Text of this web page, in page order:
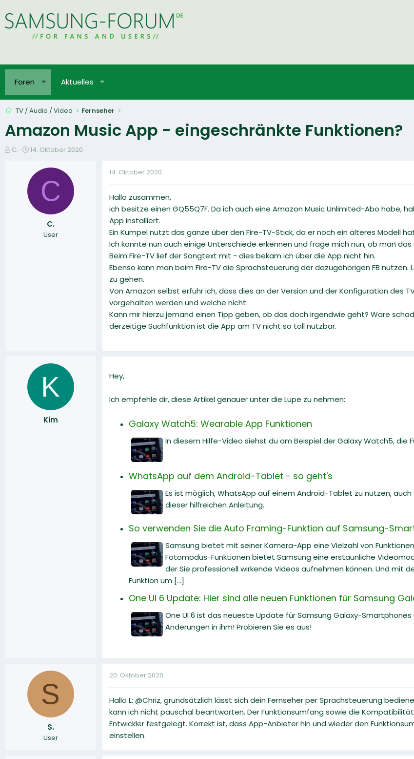
Foren Aktuelles
TV / Audio / Video Fernseher
Amazon Music App - eingeschränkte Funktionen?
E
C.
E
t
14. Oktober 2020
C
C.
User
14. Oktober 2020
Hallo zusammen,
ich besitze einen GQ55Q7F. Da ich auch eine Amazon Music Unlimited-Abo habe,
App installiert.
Ein Kumpel nutzt das ganze über den Fire-TV-Stick, da er noch ein älteres Modell
Ich konnte nun auch einige Unterschiede erkennen und frage mich nun, ob man
Beim Fire-TV lief der Songtext mit - dies bekam ich über die App nicht hin.
Ebenso kann man beim Fire-TV die Sprachsteuerung der dazugehörigen FB
zu gehen.
Von Amazon selbst erfuhr ich, dass dies an der Version und der Konfiguration des
vorgehalten werden und welche nicht.
Kann mir hierzu jemand einen Tipp geben, ob das doch irgendwie geht? Wäre
derzeitige Suchfunktion ist die App am TV nicht so toll nutzbar.
K
Kim
Hey,
Ich empfehle dir, diese Artikel genauer unter die Lupe zu nehmen:
Galaxy Watch5: Wearable App Funktionen
In diesem Hilfe-Video siehst du am Beispiel der Galaxy Watch5, die
WhatsApp auf dem Android-Tablet - so geht's
Es ist möglich, WhatsApp auf einem Android-Tablet zu nutzen,
dieser hilfreichen Anleitung.
So verwenden Sie die Auto Framing-Funktion auf Samsung-
Samsung bietet mit seiner Kamera-App eine Vielzahl von
Fotomodus-Funktionen bietet Samsung eine erstaunliche
der Sie professionell wirkende Videos aufnehmen können. Und mit
Funktion um [...]
One UI 6 Update: Hier sind alle neuen Funktionen für Samsung
One UI 6 ist das neueste Update für Samsung Galaxy-
Änderungen in ihm! Probieren Sie es aus!
S
S.
User
20. Oktober 2020
Hallo L: @Chriz, grundsätzlich lässt sich dein Fernseher per Sprachsteuerung
kann ich nicht pauschal beantworten. Der Funktionsumfang sowie die
Entwickler festgelegt. Korrekt ist, dass App-Anbieter hin und wieder den
einstellen.